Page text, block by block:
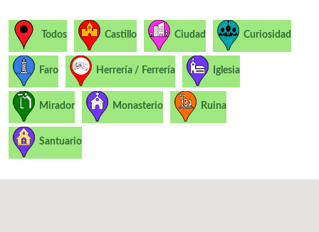
Todos Castillo Ciudad Curiosidad
Faro Herrería / Ferrería Iglesia
Mirador Monasterio Ruina
Santuario